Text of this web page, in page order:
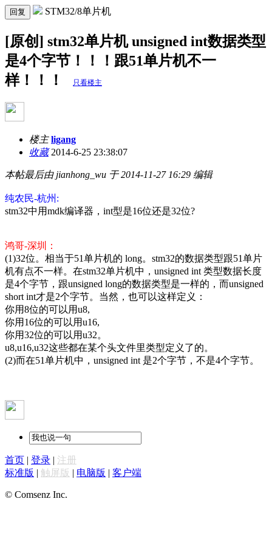
回复 STM32/8单片机
[原创] stm32单片机 unsigned int数据类型
是4个字节！！！跟51单片机不一
样！！！
只看楼主
楼主 ligang
收藏2014-6-25 23:38:07
本帖最后由 jianhong_wu 于 2014-11-27 16:29 编辑
纯农民-杭州:
stm32中用mdk编译器，int型是16位还是32位?
鸿哥-深圳：
(1)32位。相当于51单片机的 long。stm32的数据类型跟51单片
机有点不一样。在stm32单片机中，unsigned int 类型数据长度
是4个字节，跟unsigned long的数据类型是一样的，而unsigned
short int才是2个字节。当然，也可以这样定义：
你用8位的可以用u8,
你用16位的可以用u16,
你用32位的可以用u32。
u8,u16,u32这些都在某个头文件里类型定义了的。
(2)而在51单片机中，unsigned int 是2个字节，不是4个字节。
首页 | 登录 | 注册
标准版 | 触屏版 | 电脑版 | 客户端
© Comsenz Inc.